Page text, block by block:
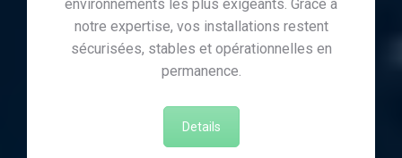
environnements les plus exigeants. Grâce à
notre expertise, vos installations restent
sécurisées, stables et opérationnelles en
permanence.
Details